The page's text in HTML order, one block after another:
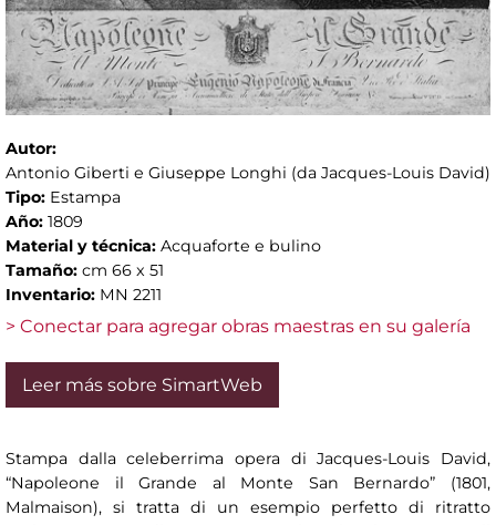
Autor:
Antonio Giberti e Giuseppe Longhi (da Jacques-Louis David)
Tipo: Estampa
Año: 1809
Material y técnica: Acquaforte e bulino
Tamaño: cm 66 x 51
Inventario: MN 2211
> Conectar para agregar obras maestras en su galería
Leer más sobre SimartWeb
Stampa dalla celeberrima opera di Jacques-Louis David,
“Napoleone il Grande al Monte San Bernardo” (1801,
Malmaison), si tratta di un esempio perfetto di ritratto